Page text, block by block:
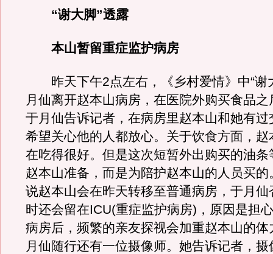
“谢大脚”透露
本山暂留重症监护病房
昨天下午2点左右，《乡村爱情》中“谢
月仙离开赵本山病房，在医院外购买食品
于月仙告诉记者，在病房里赵本山和她有过
希望关心他的人都放心。关于饮食方面，赵
在吃得很好。但是这次短暂外出购买的油条
赵本山准备，而是为陪护赵本山的人员买的
说赵本山会在昨天转移至普通病房，于月仙
时还会留在ICU(重症监护病房)，原因是担
病房后，频繁的亲友探视会加重赵本山的体
月仙随行还有一位摄像师。她告诉记者，